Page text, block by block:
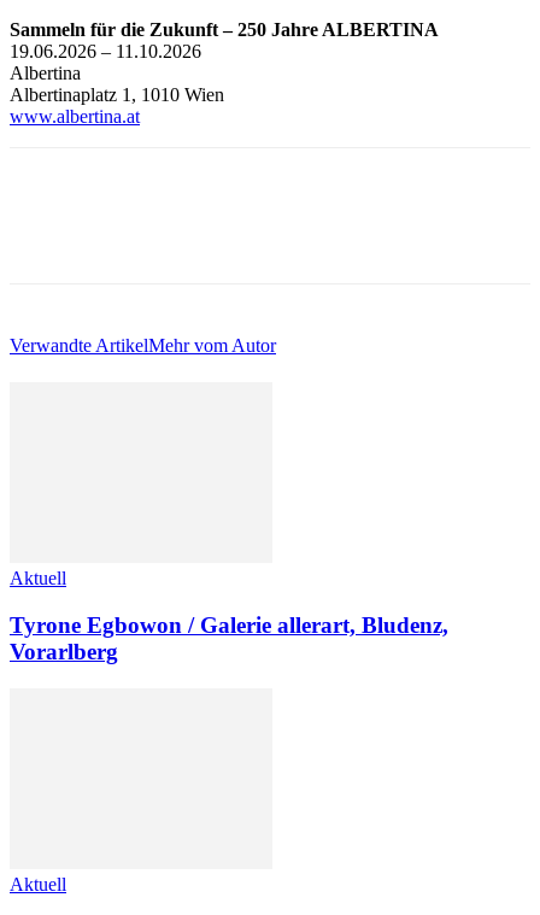
Sammeln für die Zukunft – 250 Jahre ALBERTINA
19.06.2026 – 11.10.2026
Albertina
Albertinaplatz 1, 1010 Wien
www.albertina.at
Verwandte ArtikelMehr vom Autor
Aktuell
Tyrone Egbowon / Galerie allerart, Bludenz,
Vorarlberg
Aktuell